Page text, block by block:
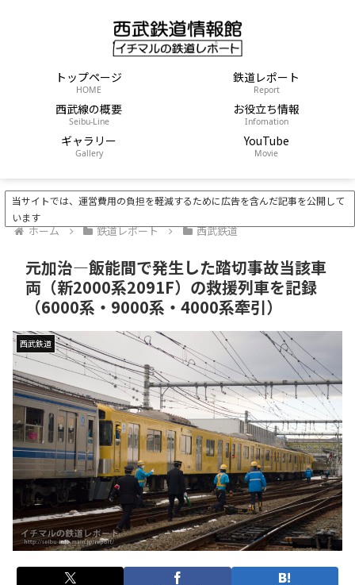
トップページ
HOME
鉄道レポート
Report
西武線の概要
Seibu-Line
お役立ち情報
Infomation
ギャラリー
Gallery
YouTube
Movie
当サイトでは、運営費用の負担を軽減するために広告を含んだ記事を公開して
います
ホーム 鉄道レポート 西武鉄道
元加治―飯能間で発生した踏切事故当該車
両（新2000系2091F）の救援列車を記録
（6000系・9000系・4000系牽引）
西武鉄道